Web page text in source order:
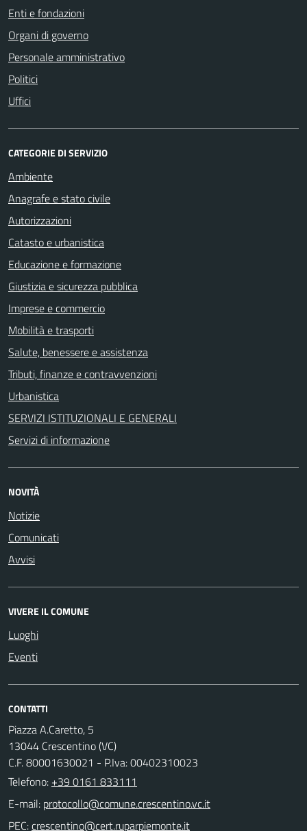
Enti e fondazioni
Organi di governo
Personale amministrativo
Politici
Uffici
CATEGORIE DI SERVIZIO
Ambiente
Anagrafe e stato civile
Autorizzazioni
Catasto e urbanistica
Educazione e formazione
Giustizia e sicurezza pubblica
Imprese e commercio
Mobilità e trasporti
Salute, benessere e assistenza
Tributi, finanze e contravvenzioni
Urbanistica
SERVIZI ISTITUZIONALI E GENERALI
Servizi di informazione
NOVITÀ
Notizie
Comunicati
Avvisi
VIVERE IL COMUNE
Luoghi
Eventi
CONTATTI
Piazza A.Caretto, 5
13044 Crescentino (VC)
C.F. 80001630021 - P.Iva: 00402310023
Telefono: +39 0161 833111
E-mail:
PEC: